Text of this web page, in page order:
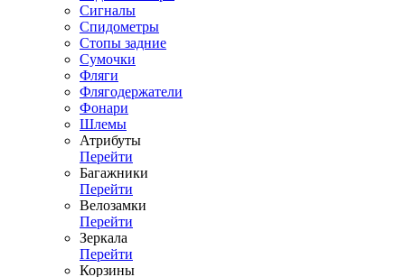
Сигналы
Спидометры
Стопы задние
Сумочки
Фляги
Флягодержатели
Фонари
Шлемы
Атрибуты
Перейти
Багажники
Перейти
Велозамки
Перейти
Зеркала
Перейти
Корзины